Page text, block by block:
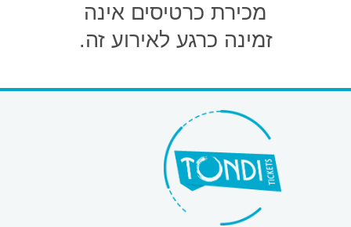
מכירת כרטיסים אינה
זמינה כרגע לאירוע זה.